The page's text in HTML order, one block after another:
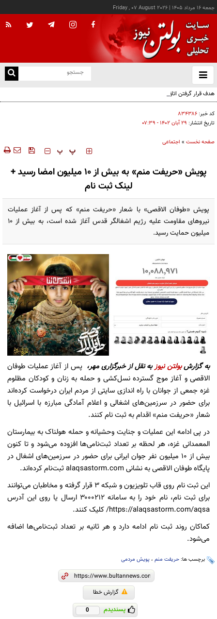
جمعه ۱۶ مرداد ۱۴۰۵ |
Friday , 07 August 2026
باز
و
هدف قرار گرفتن اتاق‌ فرماندهی مزدوران عربستان در یمن
کد خبر: ۸۳۴۳۸۶
تاریخ انتشار: ۲۹ آبان ۱۴۰۲ - ۰۷:۳۹
صفحه نخست » اجتماعی
‍‍‍ پ پ
پویش «حریفت منم» به بیش از ۱۰ میلیون امضا رسید +
لینک ثبت نام
پویش «طوفان الاقصی» با شعار «حریفت منم» که پس از آغاز عملیات
نیروهای مقاومت علیه رژیم اشغالگر قدس آغاز شده است، به بیش از ۱۰
میلیون حمایت رسید.
به گزارشبولتن نیوزبه نقل از خبرگزاری مهر، پس از آغاز عملیات طوفان
الاقصی و آغاز موج گسترده نسل‌کشی و حمله به زنان و کودکان مظلوم
غزه جمعی از جوانان با راه اندازی سایتی از مردم ایران درخواست کرده‌اند
برای حضور در سرزمین‌های اشغالی و اعلام آمادگی مبارزه با اسرائیل با
شعار «حریفت منم» اقدام به ثبت نام کنند.
در پی ادامه این عملیات و جنایت وحشیانه و حمله هولناک به بیمارستان
المعمدانی غزه، هر لحظه بر تعداد ثبت‌نامی‌ها افزوده می‌شود و تا کنون
بیش از ۱۰ میلیون نفر جوان ایرانی برای حضور در سرزمین‌های اشغال در
پایگاه طوفان الاقصی به نشانی alaqsastorm.com ثبت‌نام کرده‌اند.
این ثبت نام روی قاب تلویزیون و شبکه ۳ قرار گرفته و مخاطبان می‌توانند
برای ثبت نام، نام خود را به سامانه ۳۰۰۰۲۱۲ ارسال یا روی این آدرس
https://alaqsastorm.com/aqsa/ کلیک کنند.
کماکان روند ثبت نام ادامه دارد و هر ثانیه بر تعداد ثبت‌نامی‌ها اضافه
می‌شود.
برچسب ها: حریفت منم ، پویش مردمی
گزارش خطا
پسندیدم 0